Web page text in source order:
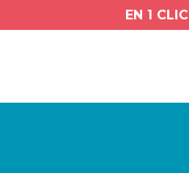
EN 1 CLIC